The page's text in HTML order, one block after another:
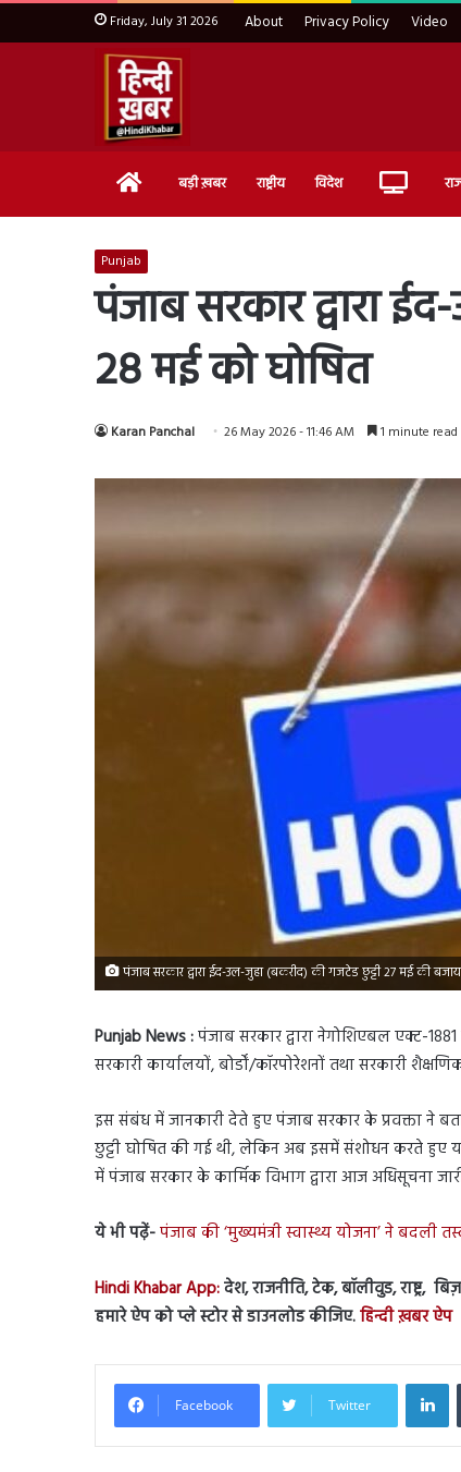
Friday, July 31 2026 About Privacy Policy Video
Home बड़ी ख़बर राष्ट्रीय विदेश Live
Punjab
पंजाब सरकार द्वारा
28 मई को घोषित
Karan Panchal 26 May 2026 - 11:46 AM 1 minute read
पंजाब सरकार द्वारा ईद-उल-जुहा (बकरीद) की गजटेड छुट्टी 27 मई की
Punjab News :पंजाब सरकार द्वारा नेगोशिएबल एक्ट-
सरकारी कार्यालयों, बोर्डों/कॉरपोरेशनों तथा सरकारी
इस संबंध में जानकारी देते हुए पंजाब सरकार के प्रवक्ता ने
छुट्टी घोषित की गई थी, लेकिन अब इसमें संशोधन करते हुए
में पंजाब सरकार के कार्मिक विभाग द्वारा आज अधिसूचना
ये भी पढ़ें-पंजाब की ‘मुख्यमंत्री स्वास्थ्य योजना’ ने बदली
Hindi Khabar App:देश, राजनीति, टेक, बॉलीवुड, राष्ट्र,
हमारे ऐप को प्ले स्टोर से डाउनलोड कीजिए.हिन्दी ख़बर ऐप
Facebook Twitter